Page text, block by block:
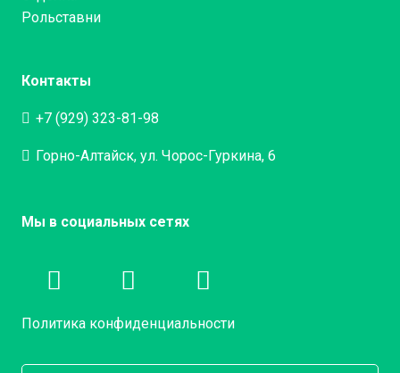
Рольставни
Контакты
+7 (929) 323-81-98
Горно-Алтайск, ул. Чорос-Гуркина, 6
Мы в социальных сетях
Политика конфиденциальности